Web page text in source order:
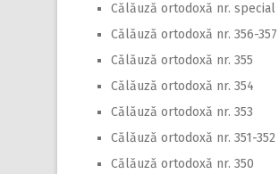
Călăuză ortodoxă nr. special
Călăuză ortodoxă nr. 356-357
Călăuză ortodoxă nr. 355
Călăuză ortodoxă nr. 354
Călăuză ortodoxă nr. 353
Călăuză ortodoxă nr. 351-352
Călăuză ortodoxă nr. 350